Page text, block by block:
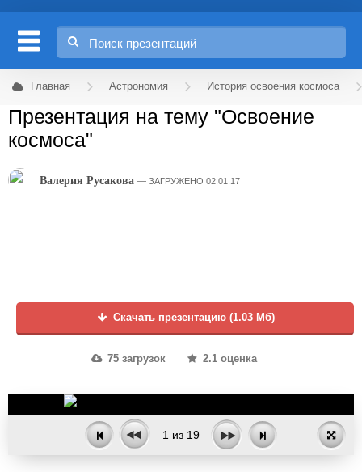
Главная Астрономия История освоения космоса
Презентация на тему "Освоение
космоса"
Валерия Русакова ЗАГРУЖЕНО 02.01.17
Скачать презентацию (1.03 Мб)
75 загрузок 2.1 оценка
1 из 19